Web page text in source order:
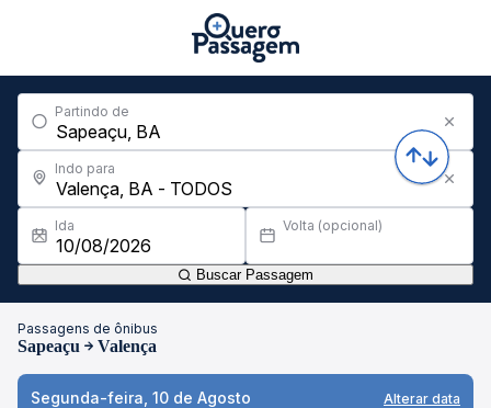
Partindo de
Indo para
Ida Volta (opcional)
Buscar Passagem
Passagens de ônibus
Sapeaçu Valença
Segunda-feira, 10 de Agosto Alterar data